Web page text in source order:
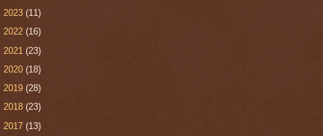
2023 (11)
2022 (16)
2021 (23)
2020 (18)
2019 (28)
2018 (23)
2017 (13)